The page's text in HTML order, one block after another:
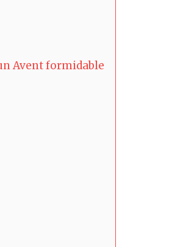
Avent formidable